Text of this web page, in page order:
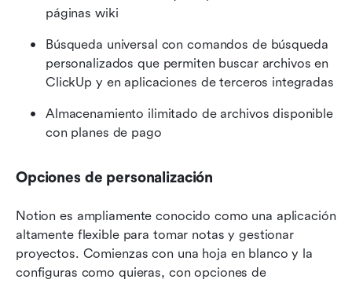
páginas wiki
Búsqueda universal con comandos de búsqueda
personalizados que permiten buscar archivos en
ClickUp y en aplicaciones de terceros integradas
Almacenamiento ilimitado de archivos disponible
con planes de pago
Opciones de personalización
Notion es ampliamente conocido como una aplicación
altamente flexible para tomar notas y gestionar
proyectos. Comienzas con una hoja en blanco y la
configuras como quieras, con opciones de